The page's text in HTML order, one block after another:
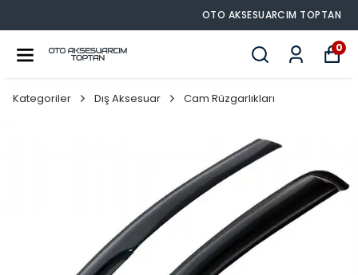
OTO AKSESUARCIM TOPTAN
0
Kategoriler Dış Aksesuar Cam Rüzgarlıkları